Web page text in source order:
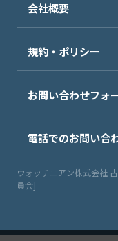
会社概要
規約・ポリシー
お問い合わせフォ
電話でのお問い合
ウォッチニアン株式会社
員会]